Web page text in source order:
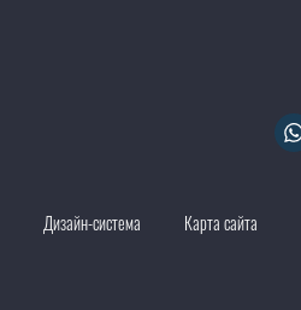
Дизайн-система Карта сайта